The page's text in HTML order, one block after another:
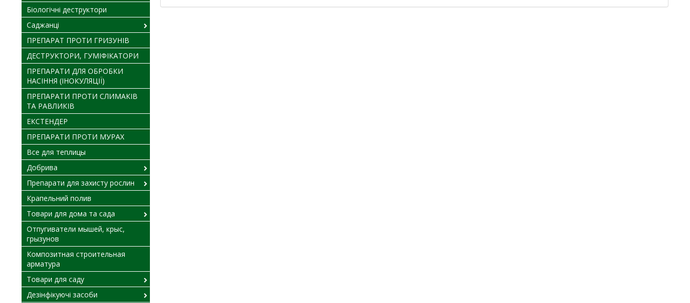
Біологічні деструктори
Саджанці
ПРЕПАРАТ ПРОТИ ГРИЗУНІВ
ДЕСТРУКТОРИ, ГУМІФІКАТОРИ
ПРЕПАРАТИ ДЛЯ ОБРОБКИ
НАСІННЯ (ІНОКУЛЯЦІЇ)
ПРЕПАРАТИ ПРОТИ СЛИМАКІВ
ТА РАВЛИКІВ
ЕКСТЕНДЕР
ПРЕПАРАТИ ПРОТИ МУРАХ
Все для теплицы
Добрива
Препарати для захисту рослин
Крапельний полив
Товари для дома та сада
Отпугиватели мышей, крыс,
грызунов
Композитная строительная
арматура
Товари для саду
Дезінфікуючі засоби